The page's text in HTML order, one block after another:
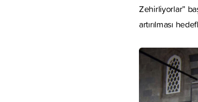
Zehirliyorlar”
artırılması